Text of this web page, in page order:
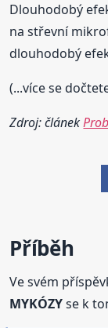
Dlouhodobý
na střevní
dlouhodobý
(...více se
Zdroj: článek
Příběh
Ve svém
MYKÓZYse k